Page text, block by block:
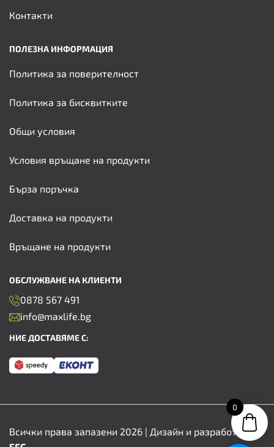
Контакти
ПОЛЕЗНА ИНФОРМАЦИЯ
Политика за поверителност
Политика за бисквитките
Общи условия
Условия връщане на продукти
Бърза поръчка
Доставка на продукти
Връщане на продукти
ОБСЛУЖВАНЕ НА КЛИЕНТИ
0878 567 491
info@maxlife.bg
НИЕ ДОСТАВЯМЕ С:
Всички права запазени 2026 | Дизайн и разработка от
0